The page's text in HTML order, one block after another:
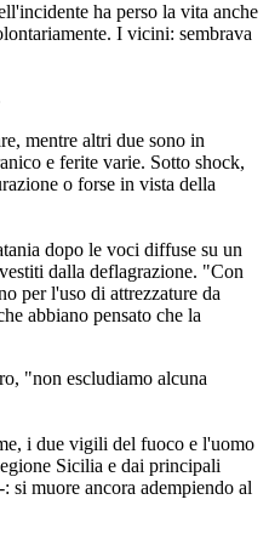
ha perso la vita anche
I vicini: sembrava
mentre altri due sono in
e ferite varie. Sotto shock,
o forse in vista della
dopo le voci diffuse su un
dalla deflagrazione. "Con
per l'uso di attrezzature da
abbiano pensato che la
"non escludiamo alcuna
i due vigili del fuoco e l'uomo
Sicilia e dai principali
muore ancora adempiendo al